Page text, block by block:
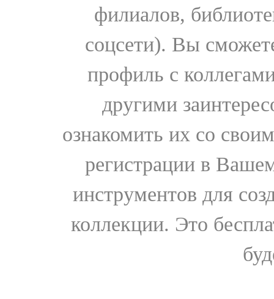
филиалов,
соцсети). Вы
профиль с
другими
ознакомить их со
регистрации в
инструментов для
коллекции. Это